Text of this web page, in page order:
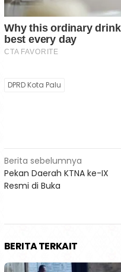
DPRD Kota Palu
Navigasi
pos
Berita sebelumnya
Pekan Daerah KTNA ke-IX
Resmi di Buka
BERITA TERKAIT